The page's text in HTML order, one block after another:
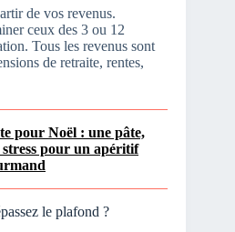
de vos revenus.
ceux des 3 ou 12
Tous les revenus sont
de retraite, rentes,
pour Noël : une pâte,
pour un apéritif
le plafond ?